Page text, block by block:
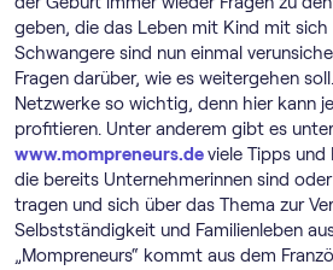
geben, die das Leben mit Kind mit sich
Schwangere sind nun einmal
Fragen darüber, wie es weitergehen
Netzwerke so wichtig, denn hier kann
profitieren. Unter anderem gibt es unter
www.mompreneurs.deviele Tipps und
die bereits Unternehmerinnen sind
tragen und sich über das Thema zur
Selbstständigkeit und Familienleben
„Mompreneurs“ kommt aus dem